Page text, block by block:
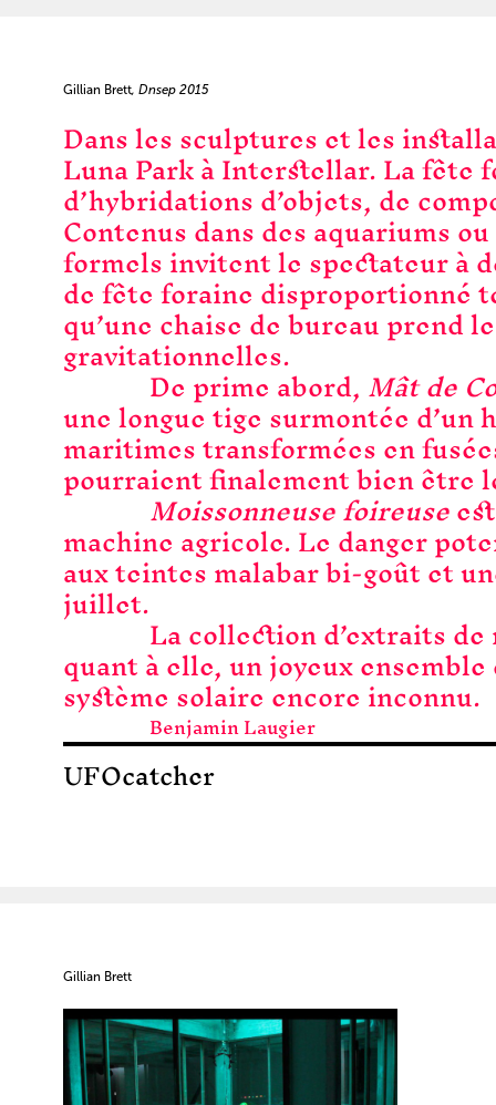
Gillian Brett, Dnsep 2015
Dans les sculptures et les
Luna Park à Interstellar. La
d’hybridations d’objets, de
Contenus dans des aquariums
formels invitent le spectateur à
de fête foraine disproportionné
qu’une chaise de bureau prend
gravitationnelles.
De prime abord,Mât de
une longue tige surmontée
maritimes transformées en
pourraient finalement bien être
Moissonneuse foireuse
machine agricole. Le danger
aux teintes malabar bi-goût et
juillet.La collection d’extraits
quant à elle, un joyeux
système solaire encore inconnu.
Benjamin Laugier
UFOcatcher
Gillian Brett